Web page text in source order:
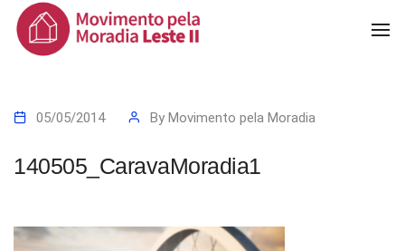
05/05/2014 By Movimento pela Moradia
140505_CaravaMoradia1